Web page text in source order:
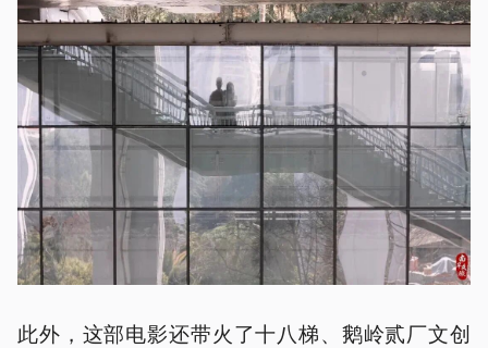
此外，这部电影还带火了十八梯、鹅岭贰厂文创